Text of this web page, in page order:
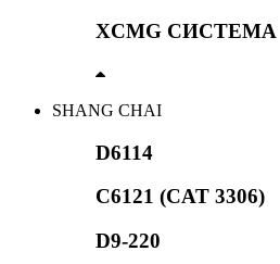
XCMG СИСТЕМА
SHANG CHAI
D6114
C6121 (CAT 3306)
D9-220